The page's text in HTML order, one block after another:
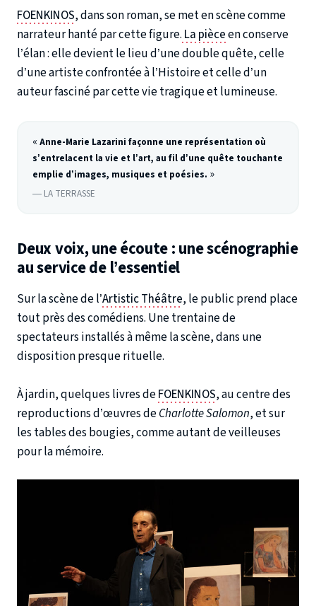
FOENKINOS, dans son roman, se met en scène comme
narrateur hanté par cette figure. La pièceen conserve
l’élan : elle devient le lieu d’une double quête, celle
d’une artiste confrontée à l’Histoire et celle d’un
auteur fasciné par cette vie tragique et lumineuse.
« Anne-Marie Lazarini façonne une représentation où
s’entrelacent la vie et l’art, au fil d’une quête touchante
emplie d’images, musiques et poésies. »
— LA TERRASSE
Deux voix, une écoute : une scénographie
au service de l’essentiel
Sur la scène de l’Artistic Théâtre, le public prend place
tout près des comédiens. Une trentaine de
spectateurs installés à même la scène, dans une
disposition presque rituelle.
À jardin, quelques livres deFOENKINOS, au centre des
reproductions d’œuvres deCharlotte Salomon, et sur
les tables des bougies, comme autant de veilleuses
pour la mémoire.